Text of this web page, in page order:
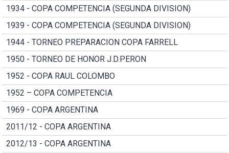
1934 - COPA COMPETENCIA (SEGUNDA DIVISION)
1939 - COPA COMPETENCIA (SEGUNDA DIVISION)
1944 - TORNEO PREPARACION COPA FARRELL
1950 - TORNEO DE HONOR J.D.PERON
1952 - COPA RAUL COLOMBO
1952 – COPA COMPETENCIA
1969 - COPA ARGENTINA
2011/12 - COPA ARGENTINA
2012/13 - COPA ARGENTINA